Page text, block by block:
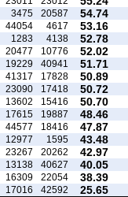
54.74
20587
3475
53.16
4617
44054
52.78
4138
1283
52.02
10776
20477
51.71
40941
19229
50.89
17828
41317
50.72
17418
23090
50.70
15416
13602
48.46
19887
17615
47.87
18416
44577
43.48
1595
12977
42.97
20262
23267
40.05
40627
13138
38.39
22054
16309
25.65
42592
17016